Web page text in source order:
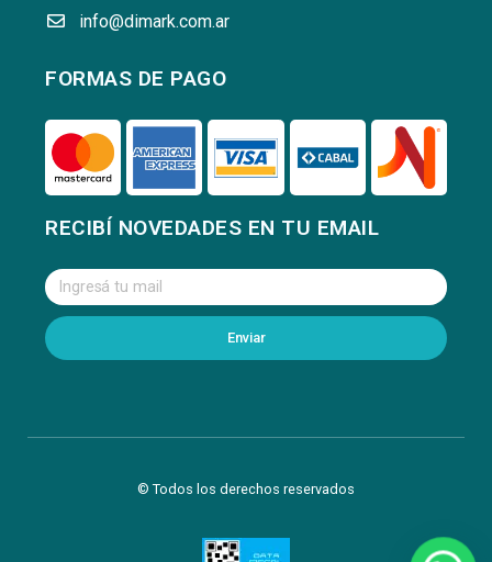
info@dimark.com.ar
FORMAS DE PAGO
RECIBÍ NOVEDADES EN TU EMAIL
Enviar
© Todos los derechos reservados